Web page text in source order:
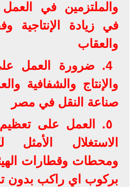
والملتزمين في
في زيادة الإنتاجية
والعقاب
4. ضرورة العمل
والإنتاج والشفافية
صناعة النقل في مصر
٥. العمل على
الاستغلال الأمثل
ومحطات وقطارات
بركوب اي راكب بدون